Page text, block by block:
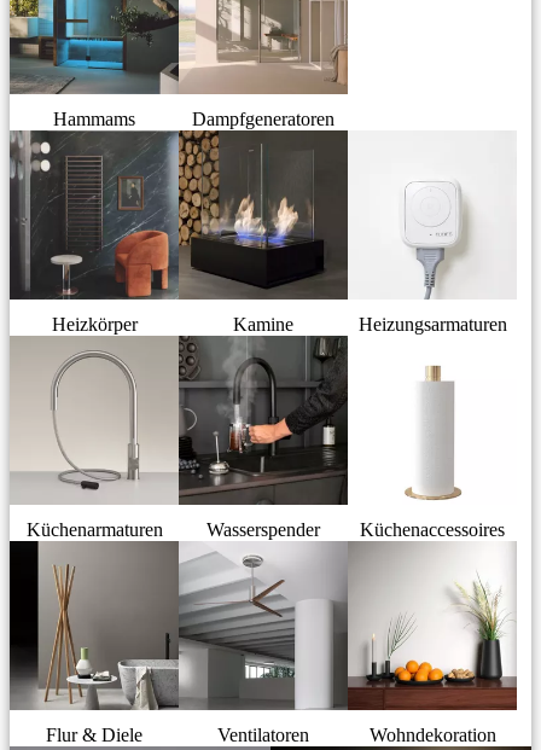
Hammams Dampfgeneratoren
Heizkörper Kamine Heizungsarmaturen
Küchenarmaturen Wasserspender Küchenaccessoires
Flur & Diele Ventilatoren Wohndekoration